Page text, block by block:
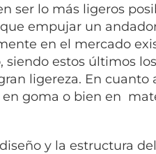
ser lo más ligeros
empujar un
en el mercado
siendo estos últimos
ligereza. En cuanto
en goma o bien en
y la estructura